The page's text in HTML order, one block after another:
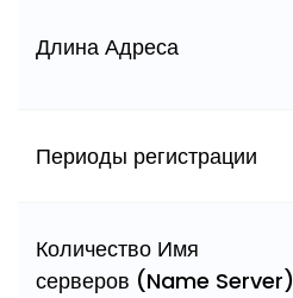
Длина Адреса
Периоды регистрации
Количество Имя
серверов (Name Server)